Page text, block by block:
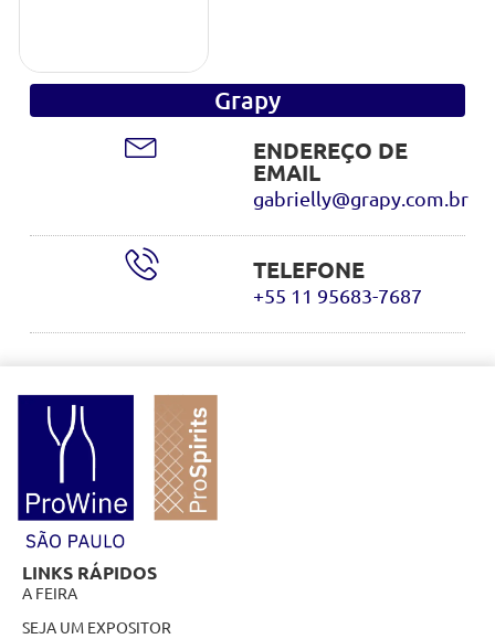
Grapy
ENDEREÇO DE
EMAIL
gabrielly@grapy.com.br
TELEFONE
+55 11 95683-7687
LINKS RÁPIDOS
A FEIRA
SEJA UM EXPOSITOR